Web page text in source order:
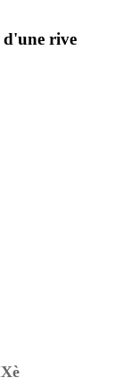
d'une rive